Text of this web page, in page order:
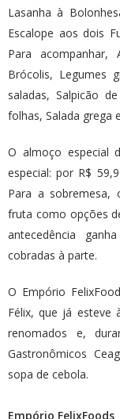
Lasanha à
Escalope aos dois
Para
Brócolis, Legumes
saladas, Salpicão
folhas, Salada grega
O almoço especial
especial: por R$
Para a sobremesa,
fruta como opções
antecedência
cobradas à parte.
O Empório
Félix, que já esteve
renomados e,
Gastronômicos
sopa de cebola.
Empório FelixFoods